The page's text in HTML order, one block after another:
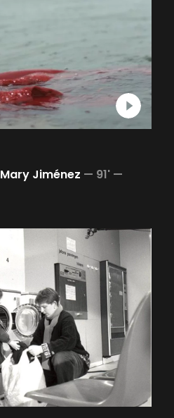
Mary Jiménez — 91' —